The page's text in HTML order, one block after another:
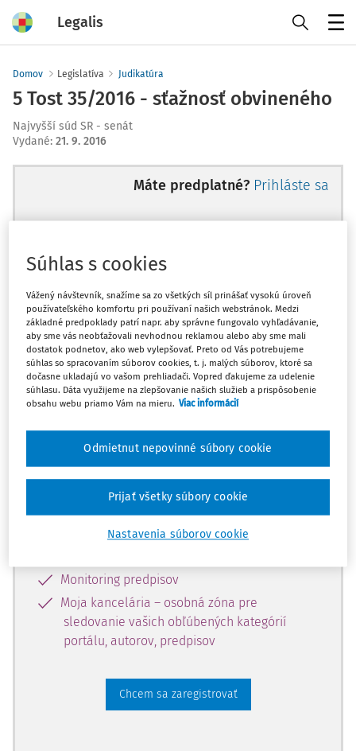
Legalis
Domov Legislatíva Judikatúra
5 Tost 35/2016 - sťažnosť obvineného
Najvyšší súd SR - senát
Vydané: 21. 9. 2016
Máte predplatné? Prihláste sa
Ups, zatiaľ ste si prečítali len
začiatok...
Celý odborný obsah z tejto oblasti je
dostupný predplatiteľom portálu.
obsahu a získajte prístup na 10 dní
zdarma, stačí sa len zaregistrovať.
Vďaka registrácii získate prístup aj k
vybranému obsahu:
Monitoring predpisov
Moja kancelária – osobná zóna pre
sledovanie vašich obľúbených kategórií
portálu, autorov, predpisov
Chcem sa zaregistrovať
Súhlas s cookies
Vážený návštevník, snažíme sa zo všetkých síl prinášať vysokú úroveň
používateľského komfortu pri používaní našich webstránok. Medzi
základné predpoklady patrí napr. aby správne fungovalo vyhľadávanie,
aby sme vás neobťažovali nevhodnou reklamou alebo aby sme mali
dostatok podnetov, ako web vylepšovať. Preto od Vás potrebujeme
súhlas so spracovaním súborov cookies, t. j. malých súborov, ktoré sa
dočasne ukladajú vo vašom prehliadači. Vopred ďakujeme za udelenie
súhlasu. Dáta využijeme na zlepšovanie našich služieb a prispôsobenie
obsahu webu priamo Vám na mieru. Viac informácií
Nastavenia súborov cookie
Odmietnut nepovinné súbory cookie
Prijať všetky súbory cookie